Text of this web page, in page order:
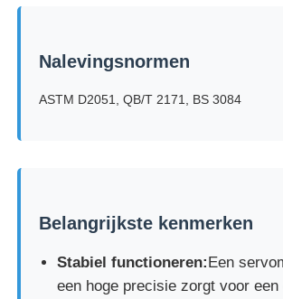
Schuring het testen Machine
Apparatuur voor het testen van
Gebouwmaterialen-testapparatuur
Nalevingsnormen
ASTM D2051, QB/T 2171, BS 3084
Belangrijkste kenmerken
Stabiel functioneren:Een
een hoge precisie zorgt voor